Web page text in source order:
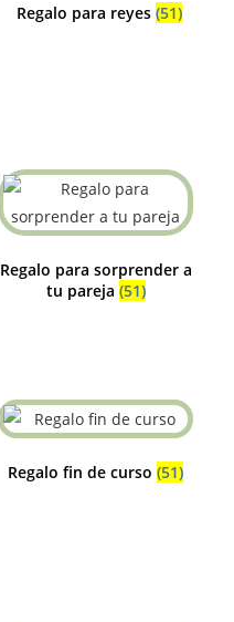
Regalo para reyes (51)
Regalo para sorprender a
tu pareja (51)
Regalo fin de curso (51)